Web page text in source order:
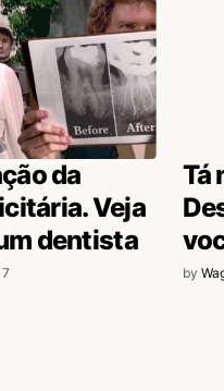
da
Veja
dentista
Tá
by